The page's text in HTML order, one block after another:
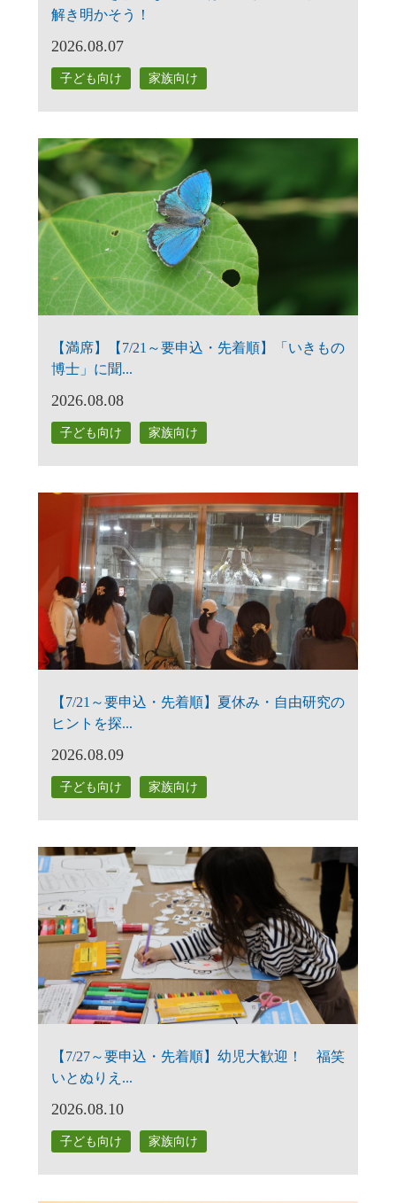
解き明かそう！
2026.08.07
子ども向け 家族向け
【満席】【7/21～要申込・先着順】「いきもの
博士」に聞...
2026.08.08
子ども向け 家族向け
【7/21～要申込・先着順】夏休み・自由研究の
ヒントを探...
2026.08.09
子ども向け 家族向け
【7/27～要申込・先着順】幼児大歓迎！ 福笑
いとぬりえ...
2026.08.10
子ども向け 家族向け